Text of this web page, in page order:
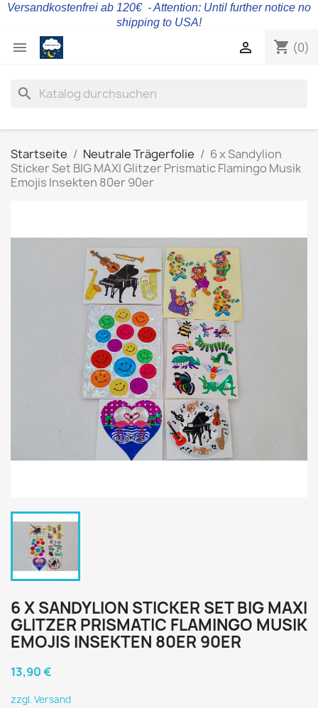
Versandkostenfrei ab 120€ - Attention: Until further notice no
shipping to USA!
 shopping_cart (0)

search
Startseite Neutrale Trägerfolie
6 x Sandylion
Sticker Set BIG MAXI Glitzer Prismatic Flamingo Musik
Emojis Insekten 80er 90er
6 X SANDYLION STICKER SET BIG MAXI
GLITZER PRISMATIC FLAMINGO MUSIK
EMOJIS INSEKTEN 80ER 90ER
13,90 €
zzgl. Versand